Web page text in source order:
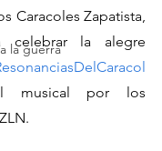
la guerra
Caracoles Zapatista,
celebrar la alegre
musical por los